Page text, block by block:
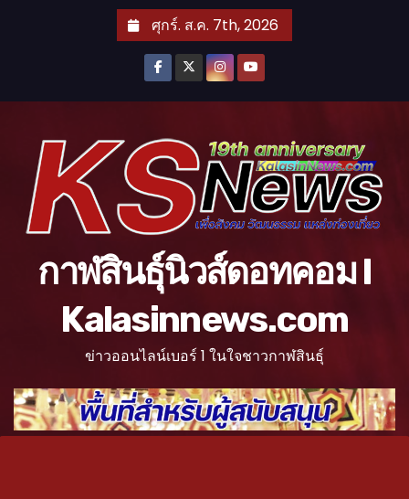
ศุกร์. ส.ค. 7th, 2026
กาฬสินธุ์นิวส์ดอทคอม l
Kalasinnews.com
ข่าวออนไลน์เบอร์ 1 ในใจชาวกาฬสินธุ์